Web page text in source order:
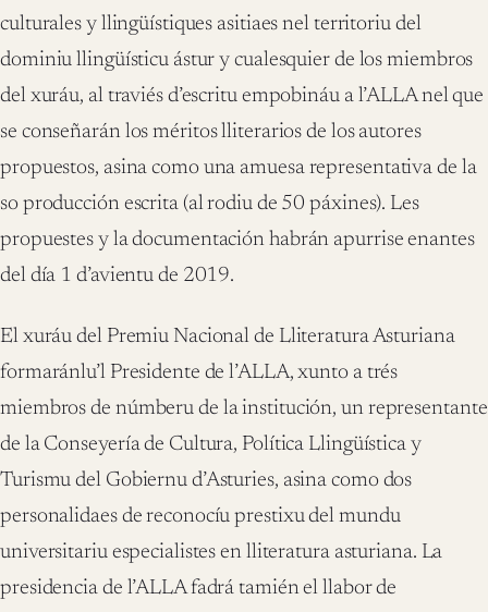
culturales y llingüístiques asitiaes nel territoriu del
dominiu llingüísticu ástur y cualesquier de los miembros
del xuráu, al traviés d’escritu empobináu a l’ALLA nel que
se conseñarán los méritos lliterarios de los autores
propuestos, asina como una amuesa representativa de la
so producción escrita (al rodiu de 50 páxines). Les
propuestes y la documentación habrán apurrise enantes
del día 1 d’avientu de 2019.
El xuráu del Premiu Nacional de Lliteratura Asturiana
formaránlu’l Presidente de l’ALLA, xunto a trés
miembros de númberu de la institución, un representante
de la Conseyería de Cultura, Política Llingüística y
Turismu del Gobiernu d’Asturies, asina como dos
personalidaes de reconocíu prestixu del mundu
universitariu especialistes en lliteratura asturiana. La
presidencia de l’ALLA fadrá tamién el llabor de